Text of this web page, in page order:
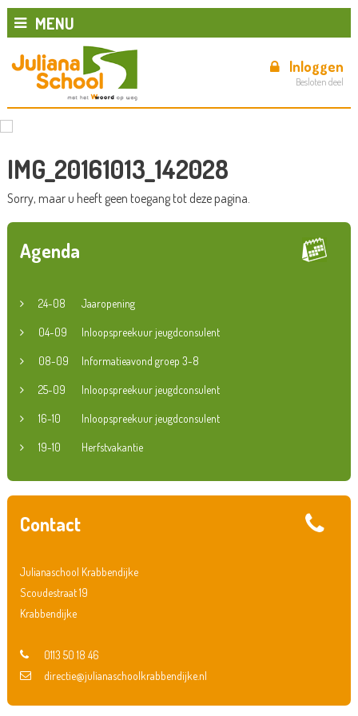
MENU
Inloggen
Besloten deel
IMG_20161013_142028
Sorry, maar u heeft geen toegang tot deze pagina.
Agenda
24-08 Jaaropening
04-09 Inloopspreekuur jeugdconsulent
08-09 Informatieavond groep 3-8
25-09 Inloopspreekuur jeugdconsulent
16-10 Inloopspreekuur jeugdconsulent
19-10 Herfstvakantie
Contact
Julianaschool Krabbendijke
Scoudestraat 19
Krabbendijke
0113 50 18 46
directie@julianaschoolkrabbendijke.nl